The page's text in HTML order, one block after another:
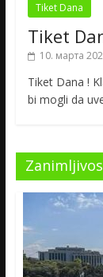
Tiket Dana
Tiket
10. марта
Tiket Dana !
bi mogli da